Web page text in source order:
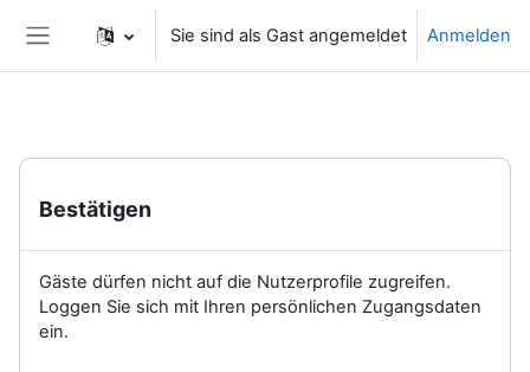
Website-Übersicht
Sie sind als Gast angemeldet Anmelden
Bestätigen
Gäste dürfen nicht auf die Nutzerprofile zugreifen.
Loggen Sie sich mit Ihren persönlichen Zugangsdaten
ein.